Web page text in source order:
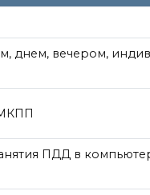
днем, вечером,
ПДД в